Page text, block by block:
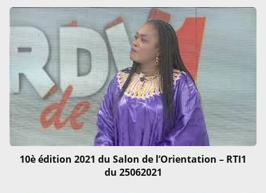
10è édition 2021 du Salon de l’Orientation – RTI1
du 25062021